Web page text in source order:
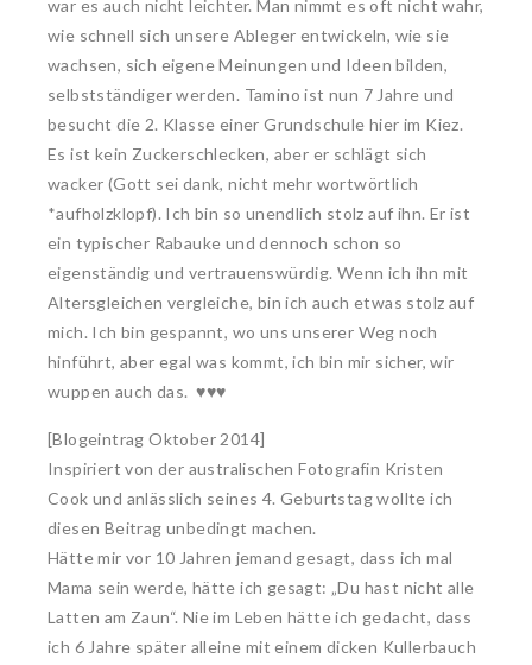
war es auch nicht leichter. Man nimmt es oft nicht wahr,
wie schnell sich unsere Ableger entwickeln, wie sie
wachsen, sich eigene Meinungen und Ideen bilden,
selbstständiger werden. Tamino ist nun 7 Jahre und
besucht die 2. Klasse einer Grundschule hier im Kiez.
Es ist kein Zuckerschlecken, aber er schlägt sich
wacker (Gott sei dank, nicht mehr wortwörtlich
*aufholzklopf). Ich bin so unendlich stolz auf ihn. Er ist
ein typischer Rabauke und dennoch schon so
eigenständig und vertrauenswürdig. Wenn ich ihn mit
Altersgleichen vergleiche, bin ich auch etwas stolz auf
mich. Ich bin gespannt, wo uns unserer Weg noch
hinführt, aber egal was kommt, ich bin mir sicher, wir
wuppen auch das. ♥♥♥
[Blogeintrag Oktober 2014]
Inspiriert von der australischen Fotografin Kristen
Cook und anlässlich seines 4. Geburtstag wollte ich
diesen Beitrag unbedingt machen.
Hätte mir vor 10 Jahren jemand gesagt, dass ich mal
Mama sein werde, hätte ich gesagt: „Du hast nicht alle
Latten am Zaun“. Nie im Leben hätte ich gedacht, dass
ich 6 Jahre später alleine mit einem dicken Kullerbauch